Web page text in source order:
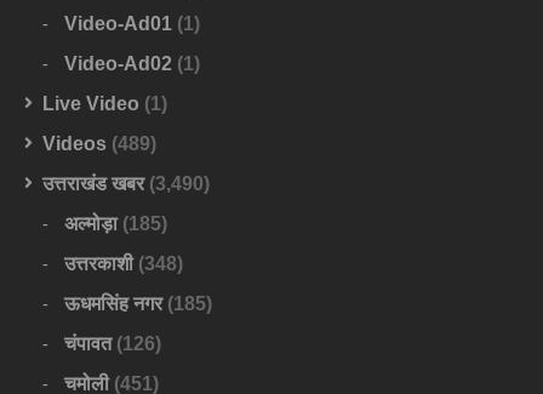
Video-Ad01 (1)
Video-Ad02 (1)
Live Video (1)
Videos (489)
उत्तराखंड खबर(3,490)
अल्मोड़ा(185)
उत्तरकाशी(348)
ऊधमसिंह नगर(185)
चंपावत(126)
चमोली(451)